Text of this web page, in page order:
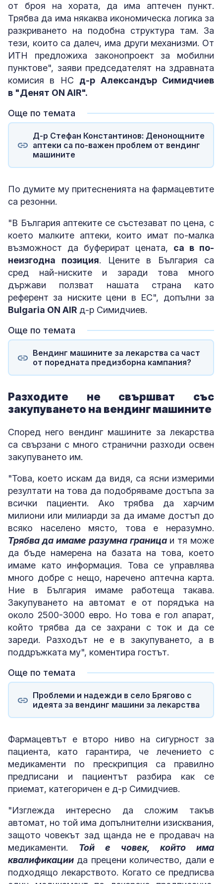
от броя на хората, да има аптечен пункт.
Трябва да има някаква икономическа логика за
разкриването на подобна структура там. За
тези, които са далеч, има други механизми. От
ИТН предложиха законопроект
за мобилни
пунктове", заяви председателят на здравната
комисия в НС д-р Александър Симидчиев
в "Денят ON AIR".
Още по темата
Д-р Стефан Константинов: Денонощните
аптеки са по-важен проблем от вендинг
машините
По думите му притесненията на фармацевтите
са резонни.
"В България аптеките се състезават по цена, с
което малките аптеки, които имат по-малка
възможност да буферират цената, са в по-
неизгодна позиция. Цените в България са
сред най-ниските и заради това много
държави ползват нашата страна като
референт за ниските цени в ЕС", допълни за
Bulgaria ON AIR д-р Симидчиев.
Още по темата
Вендинг машините за лекарства са част
от поредната предизборна кампания?
Разходите не свършват със
закупуването на вендинг машините
Според него вендинг машините за лекарства
са свързани с много странични разходи освен
закупуването им.
"Това, което искам да видя, са ясни измерими
резултати на това да подобряваме достъпа за
всички пациенти. Ако трябва да харчим
милиони или милиарди за да имаме достъп до
всяко населено място, това е неразумно.
Трябва да имаме разумна граница и тя може
да бъде намерена на базата на това, което
имаме като информация. Това се управлява
много добре с нещо, наречено аптечна карта.
Ние в България имаме работеща такава.
Закупуването на автомат е от порядъка на
около 2500-3000 евро. Но това е гол апарат,
който трябва да се захрани с ток и да се
зареди. Разходът не е в закупуването, а в
поддръжката му", коментира гостът.
Още по темата
Проблеми и надежди в село Брягово с
идеята за вендинг машини за лекарства
Фармацевтът е второ ниво на сигурност за
пациента, като гарантира, че лечението с
медикаменти по прескрипция са правилно
предписани и пациентът разбира как се
приемат, категоричен е д-р Симидчиев.
"Изглежда интересно да сложим такъв
автомат, но той има допълнителни изисквания,
защото човекът зад щанда не е продавач на
медикаменти. Той е човек, който има
квалификации да прецени количество, дали е
подходящо лекарството. Когато се предписва